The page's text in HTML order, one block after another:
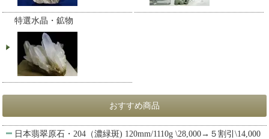
特選水晶・鉱物
おすすめ商品
日本翡翠原石・204（濃緑斑) 120mm/1110g \28,000→５割引\14,000